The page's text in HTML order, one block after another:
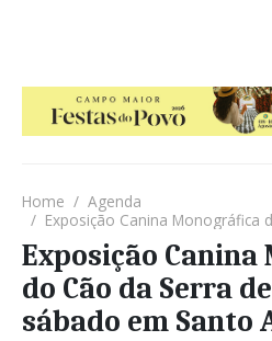
Home
Agenda
Exposição Canina Monográfica do Cão da
Exposição
do Cão da Serra
sábado em Santo